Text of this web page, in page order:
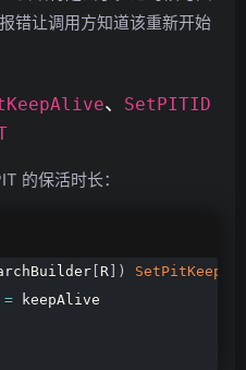
错让调用方知道该重新开始
、 SetPITID
的保活时长：
R )
=
keepAlive